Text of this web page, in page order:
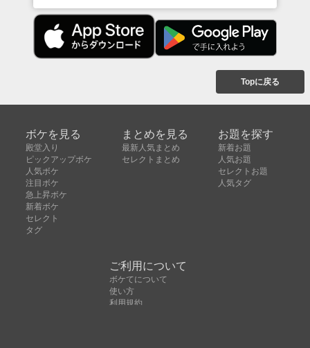
Topに戻る
ボケを見る
殿堂入り
ピックアップボケ
人気ボケ
注目ボケ
急上昇ボケ
新着ボケ
セレクト
タグ
まとめを見る
最新人気まとめ
セレクトまとめ
お題を探す
新着お題
人気お題
セレクトお題
人気タグ
ご利用について
ボケてについて
使い方
利用規約